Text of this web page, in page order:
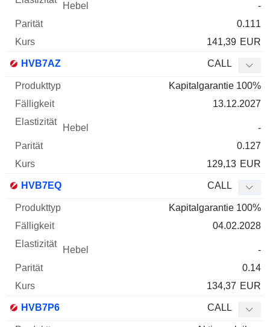
-
0.111
141,39 EUR
HVB7AZ CALL
Kapitalgarantie 100%
13.12.2027
-
0.127
129,13 EUR
HVB7EQ CALL
Kapitalgarantie 100%
04.02.2028
-
0.14
134,37 EUR
HVB7P6 CALL